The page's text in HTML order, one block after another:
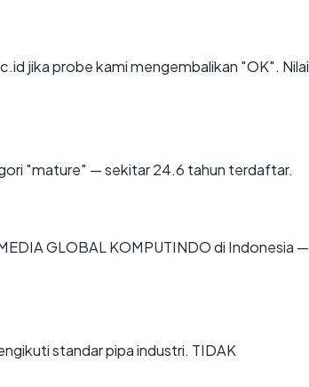
jika probe kami mengembalikan "OK". Nilai
"mature" — sekitar 24.6 tahun terdaftar.
GLOBAL KOMPUTINDO di Indonesia —
standar pipa industri. TIDAK